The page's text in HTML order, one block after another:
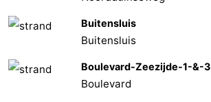
Buitensluis
Buitensluis
Boulevard-Zeezijde-1-&-3
Boulevard